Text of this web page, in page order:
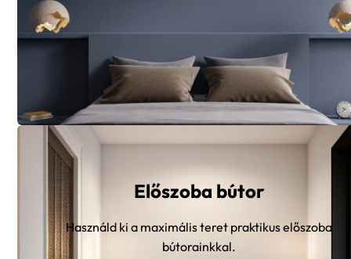
Előszoba bútor
Használd ki a maximális teret praktikus előszoba
bútorainkkal.